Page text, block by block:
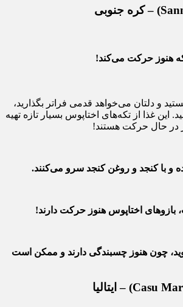
که هنوز حرکت می‌کند!
و دلتان می‌خواهد قدمی فراتر بگذارید،
این غذا از تکه‌های اختاپوس بسیار تازه تهیه
در حال حرکت هستند!
و با کنجد و روغن کنجد سرو می‌کنند.
اختاپوس هنوز حرکت دارند!
چون هنوز چسبندگی دارند و ممکن است